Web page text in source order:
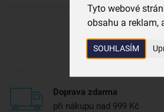
Tyto webové
obsahu a reklam,
SOUHLASÍM
Doprava zdarma
při nákupu nad 999 Kč